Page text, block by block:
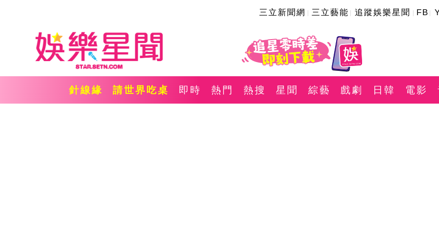
三立新聞網 三立藝能 追蹤娛樂星聞 FB
針線緣 請世界吃桌 即時 熱門 熱搜 星聞 綜藝 戲劇 日韓 電影